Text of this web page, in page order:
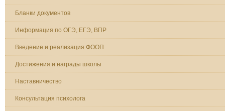
Бланки документов
Информация по ОГЭ, ЕГЭ, ВПР
Введение и реализация ФООП
Достижения и награды школы
Наставничество
Консультация психолога